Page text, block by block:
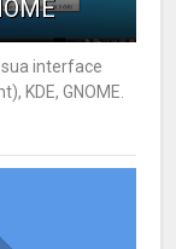
interface
KDE, GNOME.